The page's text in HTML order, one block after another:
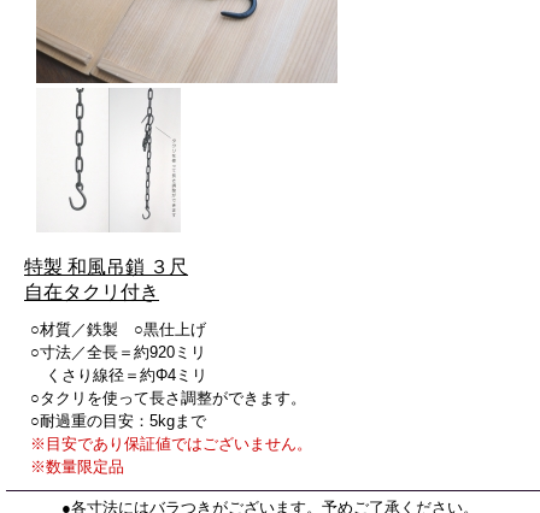
特製 和風吊鎖 ３尺
自在タクリ付き
○材質／鉄製 ○黒仕上げ
○寸法／全長＝約920ミリ
くさり線径＝約Φ4ミリ
○タクリを使って長さ調整ができます。
○耐過重の目安：5kgまで
※目安であり保証値ではございません。
※数量限定品
●各寸法にはバラつきがございます。予めご了承ください。